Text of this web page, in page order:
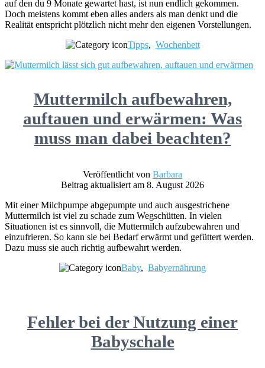
auf den du 9 Monate gewartet hast, ist nun endlich gekommen.
Doch meistens kommt eben alles anders als man denkt und die
Realität entspricht plötzlich nicht mehr den eigenen Vorstellungen.
Tipps, Wochenbett
Muttermilch aufbewahren,
auftauen und erwärmen: Was
muss man dabei beachten?
Veröffentlicht von Barbara
Beitrag aktualisiert am 8. August 2026
Mit einer Milchpumpe abgepumpte und auch ausgestrichene
Muttermilch ist viel zu schade zum Wegschütten. In vielen
Situationen ist es sinnvoll, die Muttermilch aufzubewahren und
einzufrieren. So kann sie bei Bedarf erwärmt und gefüttert werden.
Dazu muss sie auch richtig aufbewahrt werden.
Baby, Babyernährung
Fehler bei der Nutzung einer
Babyschale